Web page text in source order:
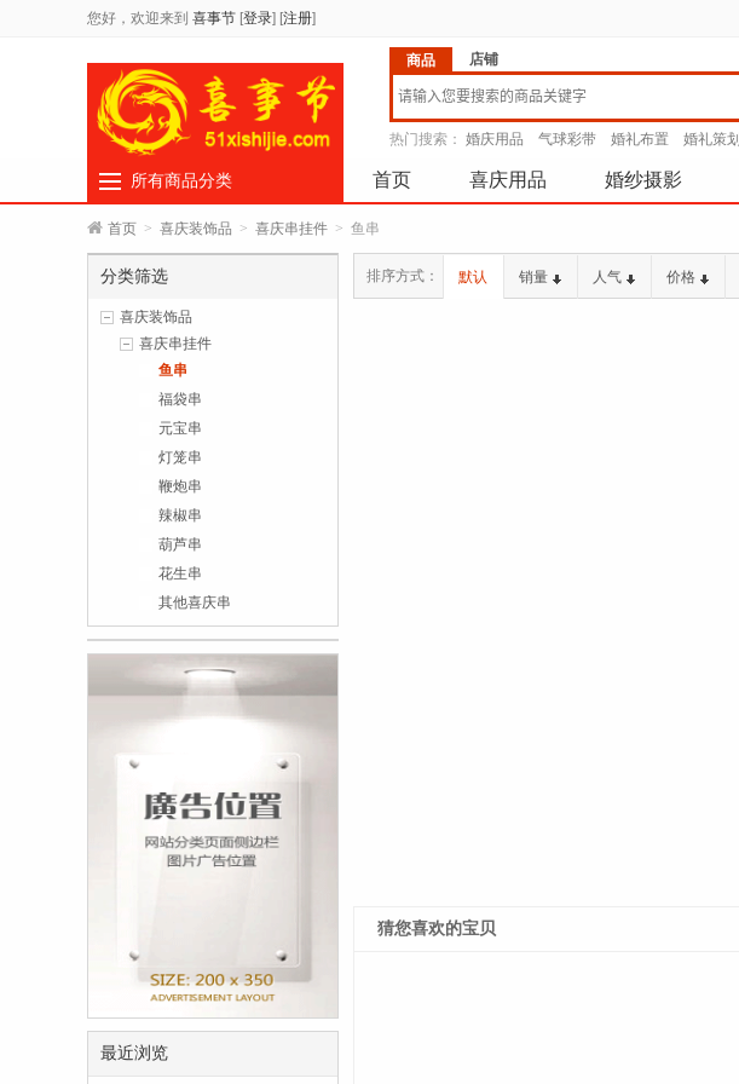
您好，欢迎来到 喜事节 [登录] [注册]
商品 店铺
热门搜索： 婚庆用品 气球彩带 婚礼布置 婚礼策划
所有商品分类 首页 喜庆用品 婚纱摄影
首页 > 喜庆装饰品 > 喜庆串挂件 > 鱼串
分类筛选
喜庆装饰品
喜庆串挂件
鱼串
福袋串
元宝串
灯笼串
鞭炮串
辣椒串
葫芦串
花生串
其他喜庆串
最近浏览
排序方式： 默认 销量 人气 价格
猜您喜欢的宝贝